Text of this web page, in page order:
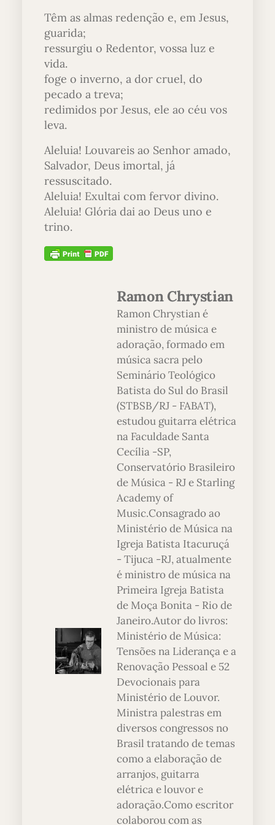
Têm as almas redenção e, em Jesus,
guarida;
ressurgiu o Redentor, vossa luz e
vida.
foge o inverno, a dor cruel, do
pecado a treva;
redimidos por Jesus, ele ao céu vos
leva.
Aleluia! Louvareis ao Senhor amado,
Salvador, Deus imortal, já
ressuscitado.
Aleluia! Exultai com fervor divino.
Aleluia! Glória dai ao Deus uno e
trino.
Ramon Chrystian
Ramon Chrystian é
ministro de música e
adoração, formado em
música sacra pelo
Seminário Teológico
Batista do Sul do Brasil
(STBSB/RJ - FABAT),
estudou guitarra elétrica
na Faculdade Santa
Cecília -SP,
Conservatório Brasileiro
de Música - RJ e Starling
Academy of
Music.Consagrado ao
Ministério de Música na
Igreja Batista Itacuruçá
- Tijuca -RJ, atualmente
é ministro de música na
Primeira Igreja Batista
de Moça Bonita - Rio de
Janeiro.Autor do livros:
Ministério de Música:
Tensões na Liderança e a
Renovação Pessoal e 52
Devocionais para
Ministério de Louvor.
Ministra palestras em
diversos congressos no
Brasil tratando de temas
como a elaboração de
arranjos, guitarra
elétrica e louvor e
adoração.Como escritor
colaborou com as